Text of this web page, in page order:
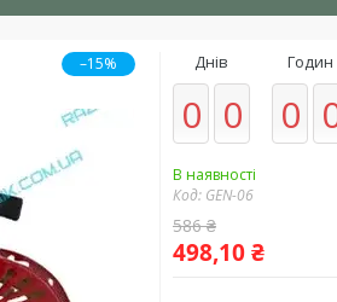
–15% Днів
0 0
Годин
0
В наявності
Код: GEN-06
586 ₴
498,10 ₴